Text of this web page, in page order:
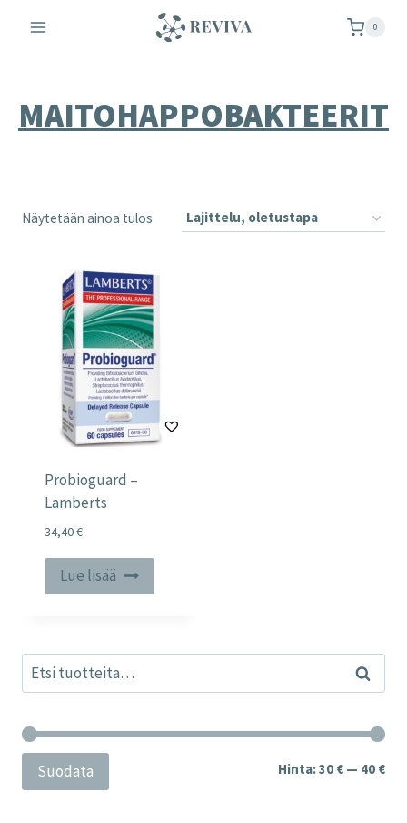
sisältöön
0
MAITOHAPPOBAKTEERIT
Näytetään ainoa tulos
Probioguard –
Lamberts
34,40€
Lue lisää
Etsi: Haku
Suodata Hinta:30 € — 40 €